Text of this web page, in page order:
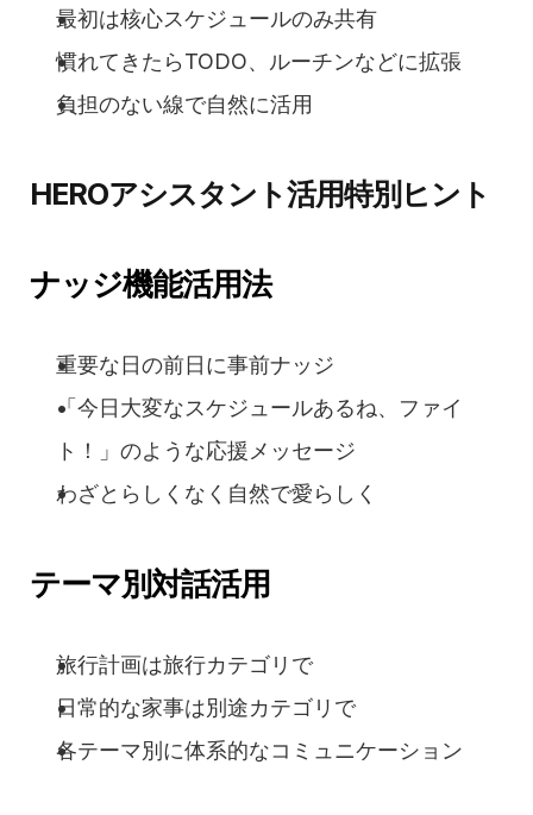
最初は核心スケジュールのみ共有
慣れてきたらTODO、ルーチンなどに拡張
負担のない線で自然に活用
HEROアシスタント活用特別ヒント
ナッジ機能活用法
重要な日の前日に事前ナッジ
「今日大変なスケジュールあるね、ファイ
ト！」のような応援メッセージ
わざとらしくなく自然で愛らしく
テーマ別対話活用
旅行計画は旅行カテゴリで
日常的な家事は別途カテゴリで
各テーマ別に体系的なコミュニケーション